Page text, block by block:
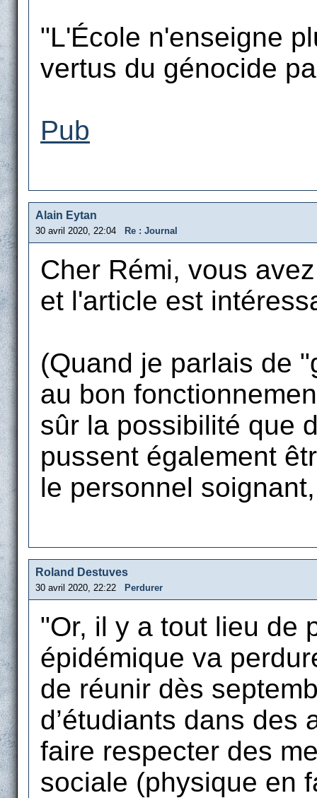
"L'École n'enseigne
vertus du génocide
Pub
Alain Eytan
30 avril 2020, 22:04 Re : Journal
Cher Rémi, vous
et l'article est
(Quand je parlais de
au bon
sûr la possibilité que
pussent également
le personnel
Roland Destuves
30 avril 2020, 22:22 Perdurer
"Or, il y a tout lieu de
épidémique va
de réunir dès
d’étudiants dans des
faire respecter des
sociale (physique en